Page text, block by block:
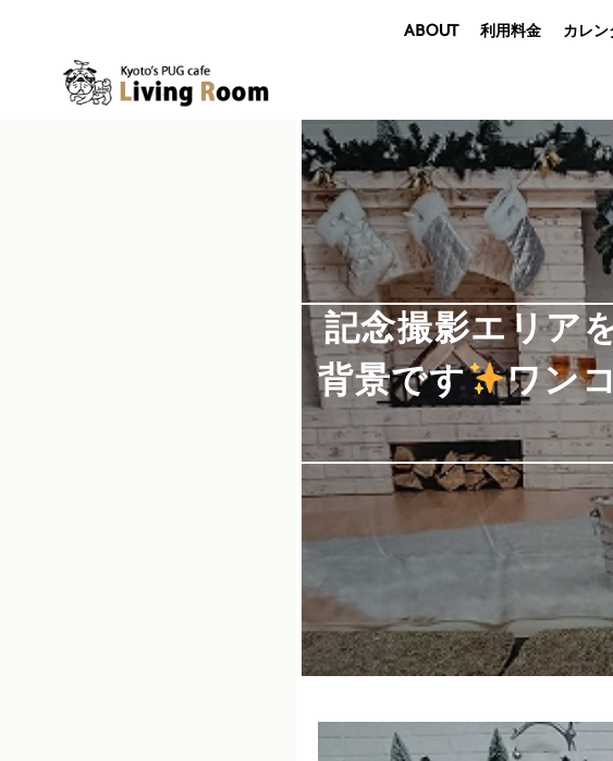
ABOUT 利用料金 カレン
記念撮影エリア
背景です
ワン